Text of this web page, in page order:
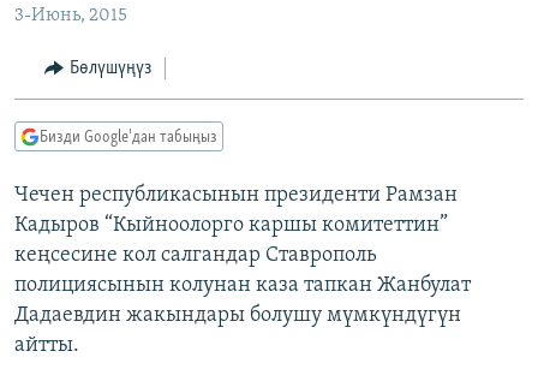
МАДАНИЯТ
ТВ ПРОГРАММАЛАР
БҮГҮН АЗАТТЫКТА
ДАНИСТЕ
АЗАТТЫК+
ПОДКАСТ
ОНЛАЙН ШЕРИНЕ
3-Июнь, 2015
Бөлүшүңүз
Бизди Google'дан табыңыз
Чечен республикасынын президенти Рамзан
Кадыров “Кыйноолорго каршы комитеттин”
кеңсесине кол салгандар Ставрополь
полициясынын колунан каза тапкан Жанбулат
Дадаевдин жакындары болушу мүмкүндүгүн
айтты.